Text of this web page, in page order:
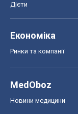
Дієти
Економіка
Ринки та компанії
MedOboz
Новини медицини